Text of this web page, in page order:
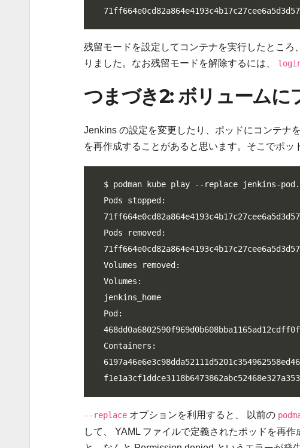
残留モードを設定してコンテナを実行したとこ
りました。なお残留モードを解除するには、
つまづき2: ボリュームに
Jenkins の設定を変更したり、ポッドにコンテナ
を再作成することがあると思います。そこでポッ
$ podman kube play --replace jenkins-
Pods stopped:
Pods removed:
Volumes removed:
Volumes:
jenkins_home
Pod:
Containers:
--replace オプションを利用すると、 以前の
して、 YAML ファイルで定義されたポッドを再